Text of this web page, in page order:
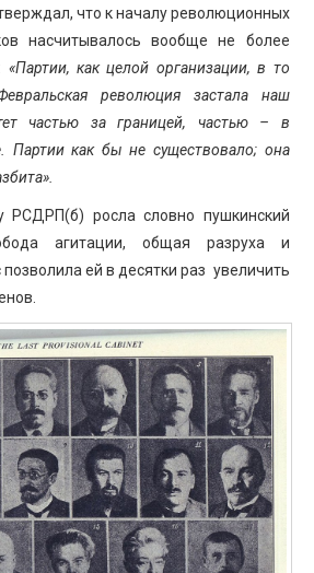
что к началу революционных
насчитывалось вообще не более
«Партии, как целой организации, в то
революция застала наш
частью за границей, частью – в
Партии как бы не существовало; она
РСДРП(б) росла словно пушкинский
агитации, общая разруха и
ей в десятки раз увеличить